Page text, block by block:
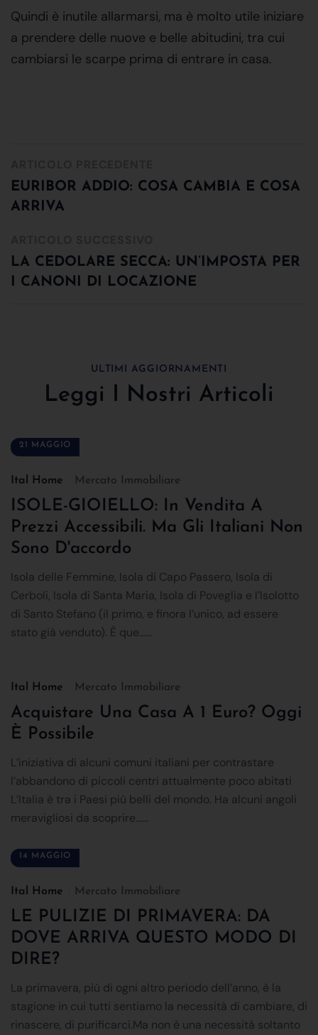
Quindi è inutile allarmarsi, ma è molto utile iniziare
a prendere delle nuove e belle abitudini, tra cui
cambiarsi le scarpe prima di entrare in casa.
EURIBOR ADDIO: COSA CAMBIA E COSA
ARRIVA
LA CEDOLARE SECCA: UN’IMPOSTA PER
I CANONI DI LOCAZIONE
ULTIMI AGGIORNAMENTI
Leggi I Nostri Articoli
21 MAGGIO
Ital Home Mercato Immobiliare
ISOLE-GIOIELLO: In Vendita A
Prezzi Accessibili. Ma Gli Italiani Non
Sono D'accordo
Isola delle Femmine, Isola di Capo Passero, Isola di
Cerboli, Isola di Santa Maria, Isola di Poveglia e l’Isolotto
di Santo Stefano (il primo, e finora l’unico, ad essere
stato già venduto). È que......
Ital Home Mercato Immobiliare
Acquistare Una Casa A 1 Euro? Oggi
È Possibile
L’iniziativa di alcuni comuni italiani per contrastare
l’abbandono di piccoli centri attualmente poco abitati
L’Italia è tra i Paesi più belli del mondo. Ha alcuni angoli
meravigliosi da scoprire......
14 MAGGIO
Ital Home Mercato Immobiliare
LE PULIZIE DI PRIMAVERA: DA
DOVE ARRIVA QUESTO MODO DI
DIRE?
La primavera, più di ogni altro periodo dell’anno, è la
stagione in cui tutti sentiamo la necessità di cambiare, di
rinascere, di purificarci.Ma non è una necessità soltanto